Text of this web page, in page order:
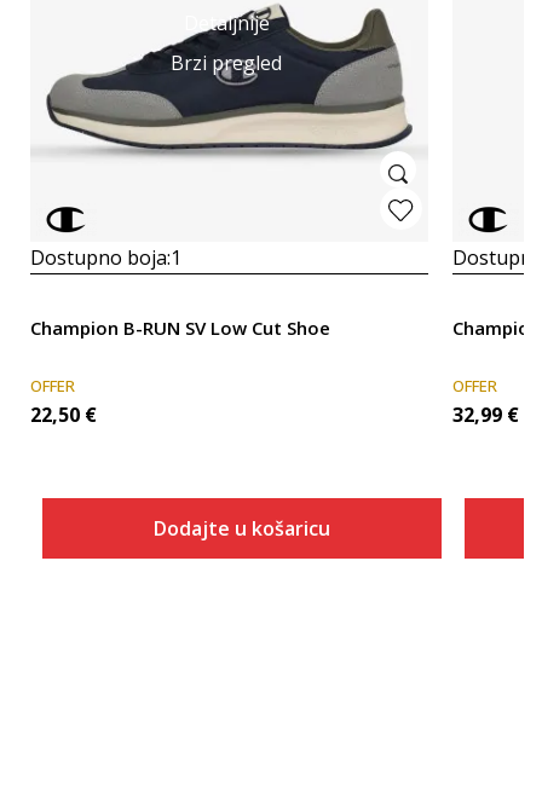
Detaljnije
Brzi pregled
Dostupno boja:1
Champion B-RUN SV Low Cut Shoe
OFFER
22,50 €
Dodajte u košaricu
Champion
OFFER
32,99 €